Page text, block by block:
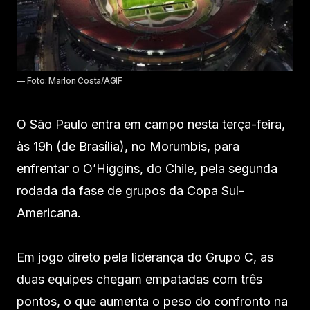
— Foto: Marlon Costa/AGIF
O São Paulo entra em campo nesta terça-feira,
às 19h (de Brasília), no Morumbis, para
enfrentar o O’Higgins, do Chile, pela segunda
rodada da fase de grupos da Copa Sul-
Americana.
Em jogo direto pela liderança do Grupo C, as
duas equipes chegam empatadas com três
pontos, o que aumenta o peso do confronto na